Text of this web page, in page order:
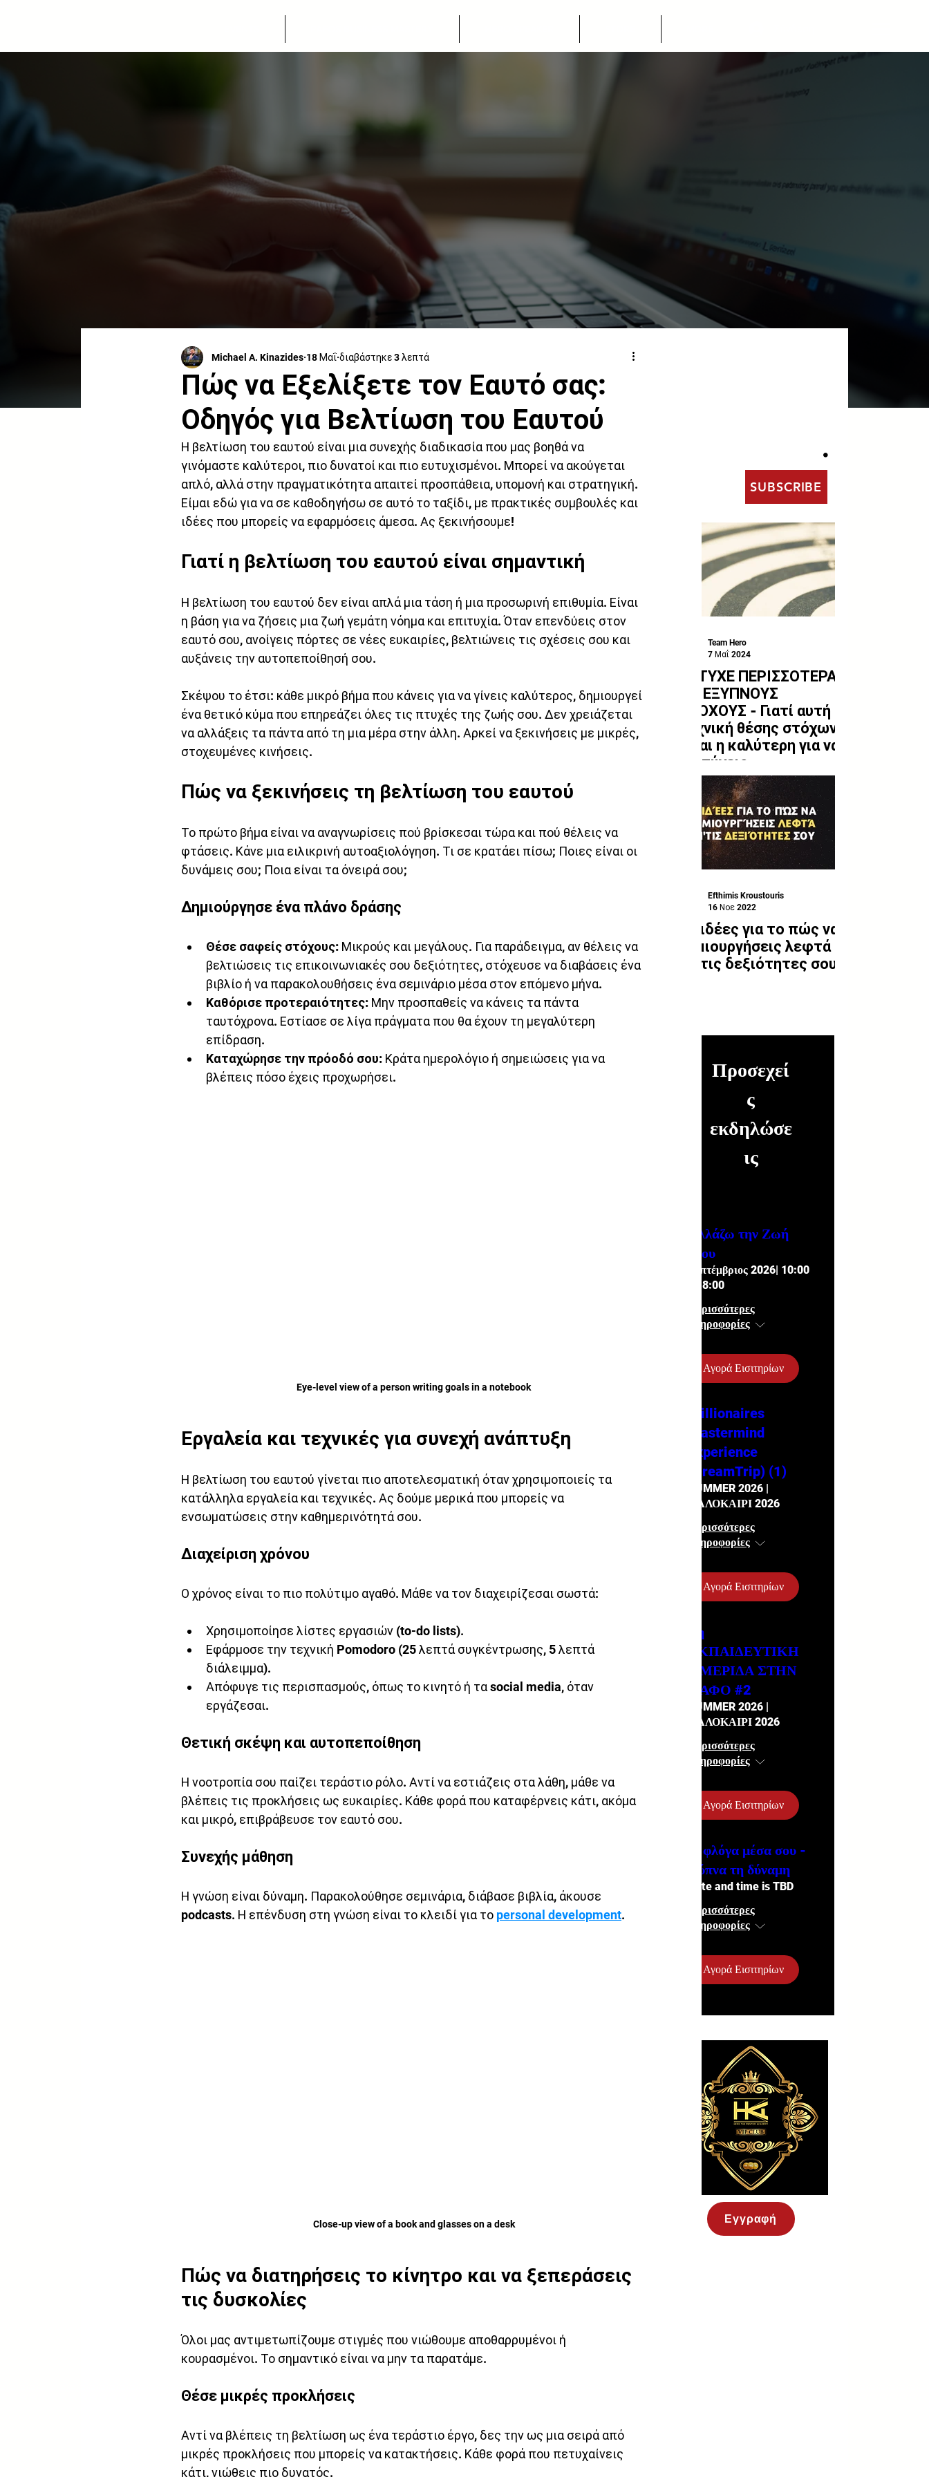
.
SUBSCRIBE
ΠΕΤΥΧΕ ΠΕΡΙΣΣΟΤΕΡΑ
ΜΕ ΕΞΥΠΝΟΥΣ
ΣΤΟΧΟΥΣ - Γιατί αυτή η
τεχνική θέσης στόχων
είναι η καλύτερη για να
επιτύχεις
Team Hero
7 Μαΐ 2024
10 ιδέες για το πώς να
δημιουργήσεις λεφτά
απ'τις δεξιότητες σου
Efthimis Kroustouris
16 Νοε 2022
Προσεχεί
ς
εκδηλώσε
ις
Αλλάζω την Ζωή
Μου
Σεπτέμβριος 2026| 10:00
- 18:00
Περισσότερες
πληροφορίες
Αγορά Εισιτηρίων
Millionaires
Mastermind
Experience
(DreamTrip) (1)
SUMMER 2026 |
ΚΑΛΟΚΑΙΡΙ 2026
Περισσότερες
πληροφορίες
Αγορά Εισιτηρίων
2η
ΕΚΠΑΙΔΕΥΤΙΚΗ
ΗΜΕΡΙΔΑ ΣΤΗΝ
ΠΑΦΟ #2
SUMMER 2026 |
ΚΑΛΟΚΑΙΡΙ 2026
Περισσότερες
πληροφορίες
Αγορά Εισιτηρίων
Η φλόγα μέσα σου -
Ξύπνα τη δύναμη
Date and time is TBD
Περισσότερες
πληροφορίες
Αγορά Εισιτηρίων
Εγγραφή
Πώς να Εξελίξετε τον Εαυτό σας:
Οδηγός για Βελτίωση του Εαυτού
Michael A. Kinazides 18 Μαΐ διαβάστηκε 3 λεπτά
Η βελτίωση του εαυτού είναι μια συνεχής διαδικασία που μας βοηθά να
γινόμαστε καλύτεροι, πιο δυνατοί και πιο ευτυχισμένοι. Μπορεί να ακούγεται
απλό, αλλά στην πραγματικότητα απαιτεί προσπάθεια, υπομονή και στρατηγική.
Είμαι εδώ για να σε καθοδηγήσω σε αυτό το ταξίδι, με πρακτικές συμβουλές και
ιδέες που μπορείς να εφαρμόσεις άμεσα. Ας ξεκινήσουμε!
Γιατί η βελτίωση του εαυτού είναι σημαντική
Η βελτίωση του εαυτού δεν είναι απλά μια τάση ή μια προσωρινή επιθυμία. Είναι
η βάση για να ζήσεις μια ζωή γεμάτη νόημα και επιτυχία. Όταν επενδύεις στον
εαυτό σου, ανοίγεις πόρτες σε νέες ευκαιρίες, βελτιώνεις τις σχέσεις σου και
αυξάνεις την αυτοπεποίθησή σου.
Σκέψου το έτσι: κάθε μικρό βήμα που κάνεις για να γίνεις καλύτερος, δημιουργεί
ένα θετικό κύμα που επηρεάζει όλες τις πτυχές της ζωής σου. Δεν χρειάζεται
να αλλάξεις τα πάντα από τη μια μέρα στην άλλη. Αρκεί να ξεκινήσεις με μικρές,
στοχευμένες κινήσεις.
Πώς να ξεκινήσεις τη βελτίωση του εαυτού
Το πρώτο βήμα είναι να αναγνωρίσεις πού βρίσκεσαι τώρα και πού θέλεις να
φτάσεις. Κάνε μια ειλικρινή αυτοαξιολόγηση. Τι σε κρατάει πίσω; Ποιες είναι οι
δυνάμεις σου; Ποια είναι τα όνειρά σου;
Δημιούργησε ένα πλάνο δράσης
Θέσε σαφείς στόχους: Μικρούς και μεγάλους. Για παράδειγμα, αν θέλεις να
βελτιώσεις τις επικοινωνιακές σου δεξιότητες, στόχευσε να διαβάσεις ένα
βιβλίο ή να παρακολουθήσεις ένα σεμινάριο μέσα στον επόμενο μήνα.
Καθόρισε προτεραιότητες: Μην προσπαθείς να κάνεις τα πάντα
ταυτόχρονα. Εστίασε σε λίγα πράγματα που θα έχουν τη μεγαλύτερη
επίδραση.
Καταχώρησε την πρόοδό σου: Κράτα ημερολόγιο ή σημειώσεις για να
βλέπεις πόσο έχεις προχωρήσει.
Eye-level view of a person writing goals in a notebook
Εργαλεία και τεχνικές για συνεχή ανάπτυξη
Η βελτίωση του εαυτού γίνεται πιο αποτελεσματική όταν χρησιμοποιείς τα
κατάλληλα εργαλεία και τεχνικές. Ας δούμε μερικά που μπορείς να
ενσωματώσεις στην καθημερινότητά σου.
Διαχείριση χρόνου
Ο χρόνος είναι το πιο πολύτιμο αγαθό. Μάθε να τον διαχειρίζεσαι σωστά:
Χρησιμοποίησε λίστες εργασιών (to-do lists).
Εφάρμοσε την τεχνική Pomodoro (25 λεπτά συγκέντρωσης, 5 λεπτά
διάλειμμα).
Απόφυγε τις περισπασμούς, όπως το κινητό ή τα social media, όταν
εργάζεσαι.
Θετική σκέψη και αυτοπεποίθηση
Η νοοτροπία σου παίζει τεράστιο ρόλο. Αντί να εστιάζεις στα λάθη, μάθε να
βλέπεις τις προκλήσεις ως ευκαιρίες. Κάθε φορά που καταφέρνεις κάτι, ακόμα
και μικρό, επιβράβευσε τον εαυτό σου.
Συνεχής μάθηση
Η γνώση είναι δύναμη. Παρακολούθησε σεμινάρια, διάβασε βιβλία, άκουσε
podcasts. Η επένδυση στη γνώση είναι το κλειδί για το personal development.
Close-up view of a book and glasses on a desk
Πώς να διατηρήσεις το κίνητρο και να ξεπεράσεις
τις δυσκολίες
Όλοι μας αντιμετωπίζουμε στιγμές που νιώθουμε αποθαρρυμένοι ή
κουρασμένοι. Το σημαντικό είναι να μην τα παρατάμε.
Θέσε μικρές προκλήσεις
Αντί να βλέπεις τη βελτίωση ως ένα τεράστιο έργο, δες την ως μια σειρά από
μικρές προκλήσεις που μπορείς να κατακτήσεις. Κάθε φορά που πετυχαίνεις
κάτι, νιώθεις πιο δυνατός.